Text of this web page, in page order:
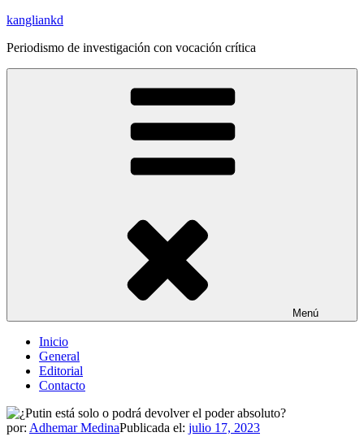
Saltar
contenido
kangliankd
Periodismo de investigación con vocación crítica
Menú
Inicio
General
Editorial
Contacto
por: Adhemar MedinaPublicada el: julio 17, 2023